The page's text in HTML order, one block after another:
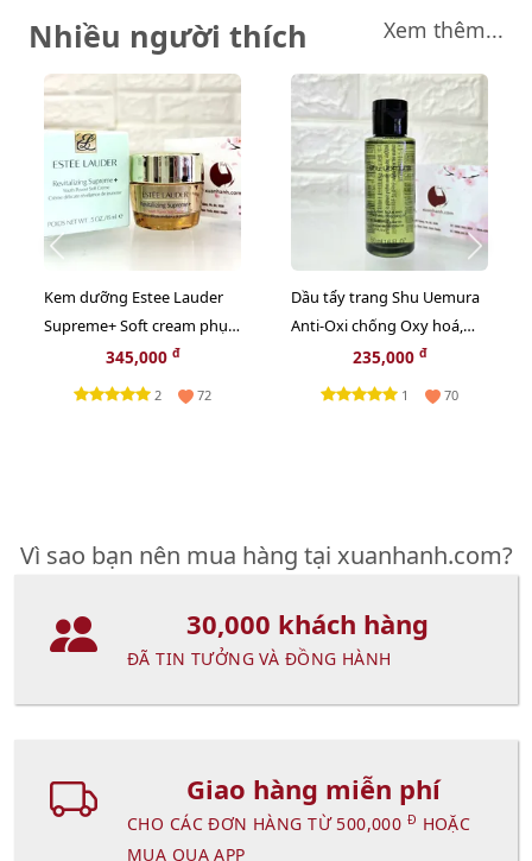
Nhiều người thích Xem thêm...
Kem dưỡng Estee Lauder
Supreme+ Soft cream phục
hồi da chuyên sâu, 15ml
345,000 đ
2 72
Dầu tẩy trang Shu Uemura
Anti-Oxi chống Oxy hoá,
giảm xỉn màu da - 50ml
235,000 đ
1 70
Vì sao bạn nên mua hàng tại xuanhanh.com?
30,000 khách hàng
ĐÃ TIN TƯỞNG VÀ ĐỒNG HÀNH
Giao hàng miễn phí
CHO CÁC ĐƠN HÀNG TỪ 500,000 Đ HOẶC
MUA QUA APP